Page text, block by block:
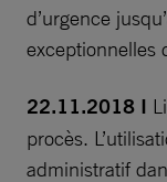
d’urgence
exceptionnelles
22.11.2018 I
procès.
administratif